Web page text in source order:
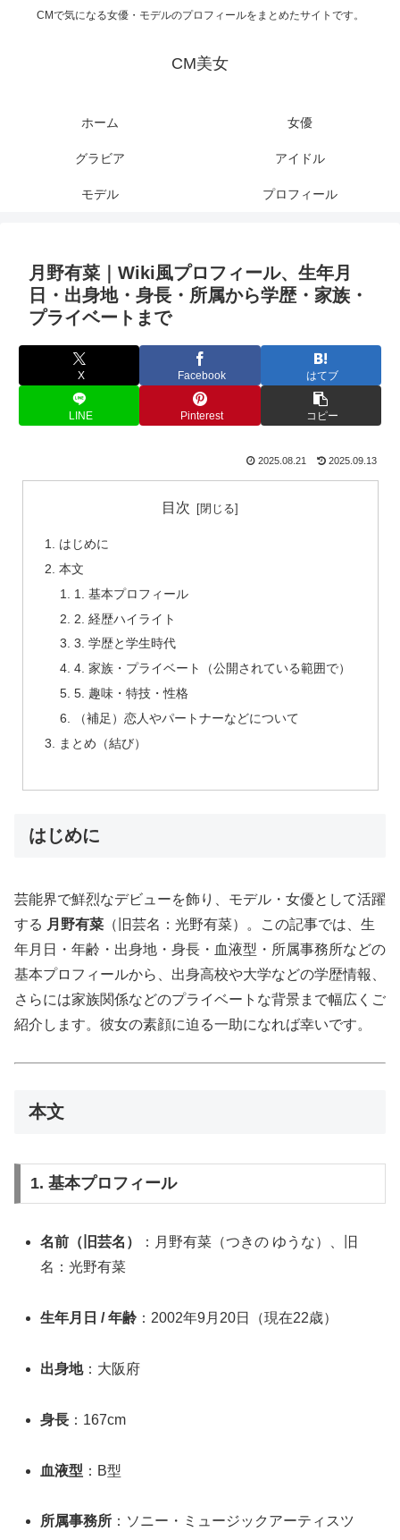
CMで気になる女優・モデルのプロフィールをまとめたサイトです。
CM美女
ホーム 女優
グラビア アイドル
モデル プロフィール
月野有菜｜Wiki風プロフィール、生年月
日・出身地・身長・所属から学歴・家族・
プライベートまで
X Facebook はてブ
LINE Pinterest コピー
2025.08.21 2025.09.13
目次
はじめに
本文
1. 基本プロフィール
2. 経歴ハイライト
3. 学歴と学生時代
4. 家族・プライベート（公開されている範囲で）
5. 趣味・特技・性格
（補足）恋人やパートナーなどについて
まとめ（結び）
はじめに
芸能界で鮮烈なデビューを飾り、モデル・女優として活躍
する 月野有菜 （旧芸名：光野有菜）。この記事では、生
年月日・年齢・出身地・身長・血液型・所属事務所などの
基本プロフィールから、出身高校や大学などの学歴情報、
さらには家族関係などのプライベートな背景まで幅広くご
紹介します。彼女の素顔に迫る一助になれば幸いです。
本文
1. 基本プロフィール
名前（旧芸名）
：月野有菜（つきの ゆうな）、旧
名：光野有菜
生年月日 / 年齢 ：2002年9月20日（現在22歳）
出身地：大阪府
身長 ：167cm
血液型 ：B型
所属事務所 ：ソニー・ミュージックアーティスツ